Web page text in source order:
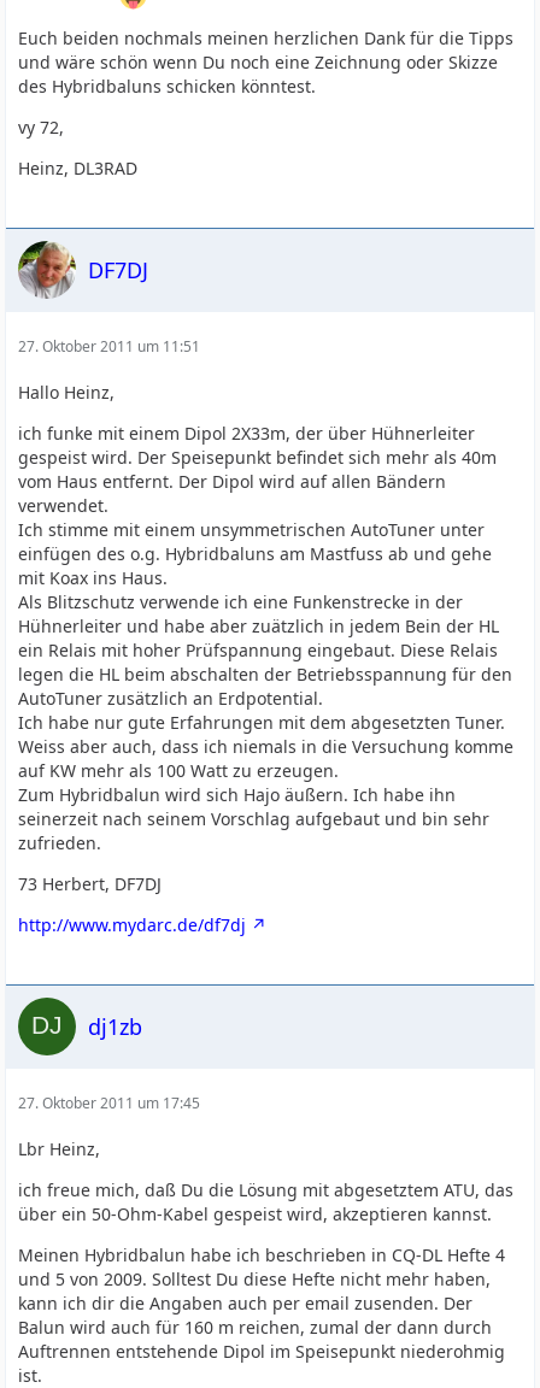
Euch beiden nochmals meinen herzlichen Dank für die Tipps
und wäre schön wenn Du noch eine Zeichnung oder Skizze
des Hybridbaluns schicken könntest.
vy 72,
Heinz, DL3RAD
DF7DJ
27. Oktober 2011 um 11:51
Hallo Heinz,
ich funke mit einem Dipol 2X33m, der über Hühnerleiter
gespeist wird. Der Speisepunkt befindet sich mehr als 40m
vom Haus entfernt. Der Dipol wird auf allen Bändern
verwendet.
Ich stimme mit einem unsymmetrischen AutoTuner unter
einfügen des o.g. Hybridbaluns am Mastfuss ab und gehe
mit Koax ins Haus.
Als Blitzschutz verwende ich eine Funkenstrecke in der
Hühnerleiter und habe aber zuätzlich in jedem Bein der HL
ein Relais mit hoher Prüfspannung eingebaut. Diese Relais
legen die HL beim abschalten der Betriebsspannung für den
AutoTuner zusätzlich an Erdpotential.
Ich habe nur gute Erfahrungen mit dem abgesetzten Tuner.
Weiss aber auch, dass ich niemals in die Versuchung komme
auf KW mehr als 100 Watt zu erzeugen.
Zum Hybridbalun wird sich Hajo äußern. Ich habe ihn
seinerzeit nach seinem Vorschlag aufgebaut und bin sehr
zufrieden.
73 Herbert, DF7DJ
http://www.mydarc.de/df7dj
dj1zb
27. Oktober 2011 um 17:45
Lbr Heinz,
ich freue mich, daß Du die Lösung mit abgesetztem ATU, das
über ein 50-Ohm-Kabel gespeist wird, akzeptieren kannst.
Meinen Hybridbalun habe ich beschrieben in CQ-DL Hefte 4
und 5 von 2009. Solltest Du diese Hefte nicht mehr haben,
kann ich dir die Angaben auch per email zusenden. Der
Balun wird auch für 160 m reichen, zumal der dann durch
Auftrennen entstehende Dipol im Speisepunkt niederohmig
ist.